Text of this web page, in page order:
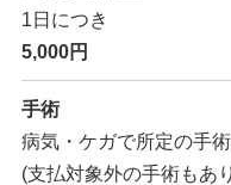
1日につき
5,000円
手術
病気・ケガで所定の手
(支払対象外の手術もあ